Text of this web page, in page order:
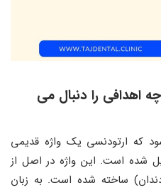
اهدافی را دنبال می
که ارتودنسی یک واژه قدیمی
است. این واژه در اصل از
ساخته شده است. به زبان